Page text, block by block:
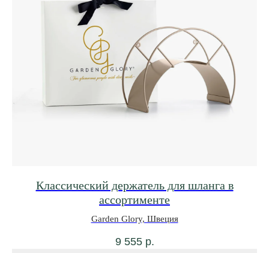
Классический держатель для шланга в
ассортименте
Garden Glory, Швеция
9 555 р.